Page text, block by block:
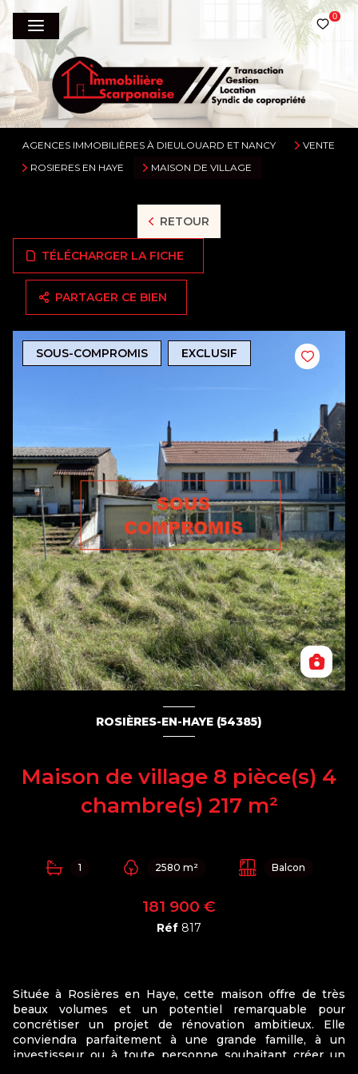
0
AGENCES IMMOBILIÈRES À DIEULOUARD ET NANCY
VENTE
ROSIERES EN HAYE
MAISON DE VILLAGE
RETOUR
TÉLÉCHARGER LA FICHE
PARTAGER CE BIEN
SOUS-COMPROMIS EXCLUSIF
ROSIÈRES-EN-HAYE (54385)
Maison de village 8 pièce(s) 4
chambre(s) 217 m²
1 2580 m² Balcon
181 900 €
Réf 817
Située à Rosières en Haye, cette maison offre de très
beaux volumes et un potentiel remarquable pour
concrétiser un projet de rénovation ambitieux. Elle
conviendra parfaitement à une grande famille, à un
investisseur ou à toute personne souhaitant créer un